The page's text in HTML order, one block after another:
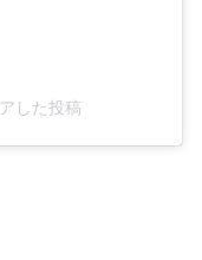
した投稿